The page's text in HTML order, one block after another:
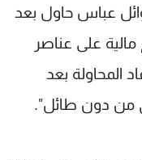
عباس حاول بعد
على عناصر
المحاولة بعد
من دون طائل".